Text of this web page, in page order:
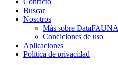
Buscar
Nosotros
Más sobre DataFAUNA
Condiciones de uso
Aplicaciones
Política de privacidad